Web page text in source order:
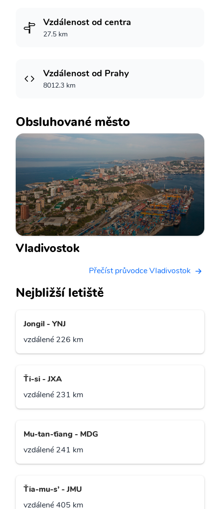
Vzdálenost od centra
27.5 km
Vzdálenost od Prahy
8012.3 km
Obsluhované město
Vladivostok
Přečíst průvodce Vladivostok
Nejbližší letiště
Jongil - YNJ
vzdálené 226 km
Ťi-si - JXA
vzdálené 231 km
Mu-tan-ťiang - MDG
vzdálené 241 km
Ťia-mu-s’ - JMU
vzdálené 405 km